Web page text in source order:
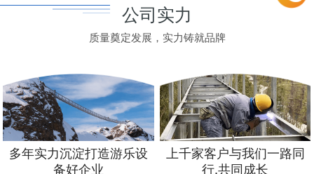
公司实力
质量奠定发展，实力铸就品牌
多年实力沉淀打造游乐设
备好企业
上千家客户与我们一路同
行,共同成长